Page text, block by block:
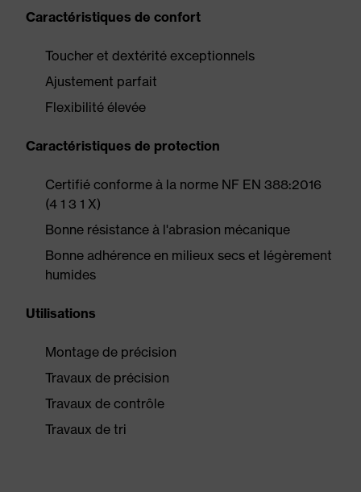
Caractéristiques de confort
Toucher et dextérité exceptionnels
Ajustement parfait
Flexibilité élevée
Caractéristiques de protection
Certifié conforme à la norme NF EN 388:2016
(4 1 3 1 X)
Bonne résistance à l'abrasion mécanique
Bonne adhérence en milieux secs et légèrement
humides
Utilisations
Montage de précision
Travaux de précision
Travaux de contrôle
Travaux de tri